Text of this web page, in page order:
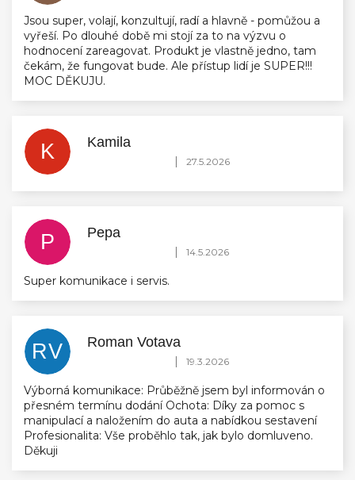
Jsou super, volají, konzultují, radí a hlavně - pomůžou a
vyřeší. Po dlouhé době mi stojí za to na výzvu o
hodnocení zareagovat. Produkt je vlastně jedno, tam
čekám, že fungovat bude. Ale přístup lidí je SUPER!!!
MOC DĚKUJU.
K Kamila
Hodnocení obchodu je 5 z 5 hvězdiček.
| 27.5.2026
P Pepa
Hodnocení obchodu je 5 z 5 hvězdiček.
| 14.5.2026
Super komunikace i servis.
RV Roman Votava
Hodnocení obchodu je 5 z 5 hvězdiček.
| 19.3.2026
Výborná komunikace: Průběžně jsem byl informován o
přesném termínu dodání Ochota: Díky za pomoc s
manipulací a naložením do auta a nabídkou sestavení
Profesionalita: Vše proběhlo tak, jak bylo domluveno.
Děkuji